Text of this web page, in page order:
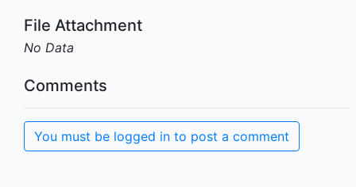
File Attachment
No Data
Comments
You must be logged in to post a comment